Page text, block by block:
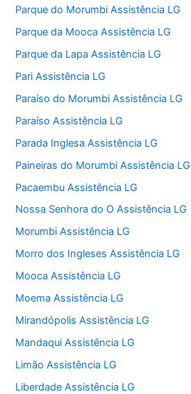
Parque do Morumbi Assistência LG
Parque da Mooca Assistência LG
Parque da Lapa Assistência LG
Pari Assistência LG
Paraíso do Morumbi Assistência LG
Paraíso Assistência LG
Parada Inglesa Assistência LG
Paineiras do Morumbi Assistência LG
Pacaembu Assistência LG
Nossa Senhora do O Assistência LG
Morumbi Assistência LG
Morro dos Ingleses Assistência LG
Mooca Assistência LG
Moema Assistência LG
Mirandópolis Assistência LG
Mandaqui Assistência LG
Limão Assistência LG
Liberdade Assistência LG